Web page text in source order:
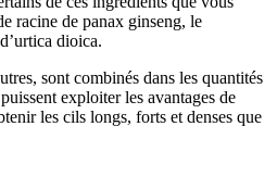
racine de panax ginseng, le
dioica.
sont combinés dans les quantités
exploiter les avantages de
les cils longs, forts et denses que